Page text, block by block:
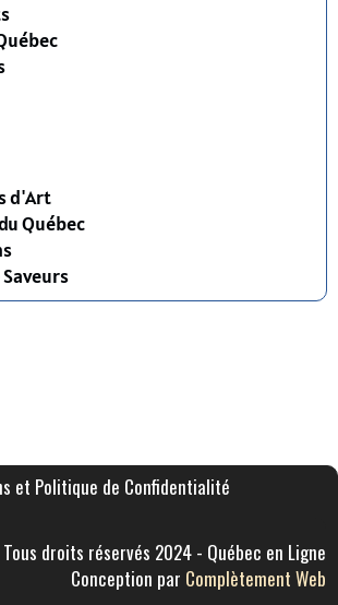
d'Art
Québec
et Politique de Confidentialité
droits réservés 2024 - Québec en Ligne
Conception par Complètement Web